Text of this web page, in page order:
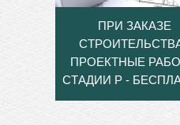
ПРИ ЗАКАЗЕ
ПРОЕКТНЫЕ
СТАДИИ Р -